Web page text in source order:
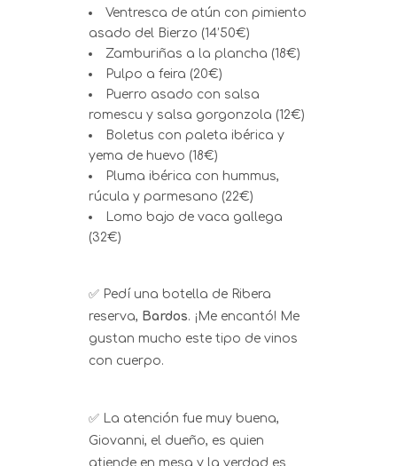
Ventresca de atún con pimiento
asado del Bierzo (14’50€)
Zamburiñas a la plancha (18€)
Pulpo a feira (20€)
Puerro asado con salsa
romescu y salsa gorgonzola (12€)
Boletus con paleta ibérica y
yema de huevo (18€)
Pluma ibérica con hummus,
rúcula y parmesano (22€)
Lomo bajo de vaca gallega
(32€)
✅ Pedí una botella de Ribera
reserva, Bardos. ¡Me encantó! Me
gustan mucho este tipo de vinos
con cuerpo.
✅ La atención fue muy buena,
Giovanni, el dueño, es quien
atiende en mesa y la verdad es